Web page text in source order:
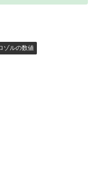
ゾルの数値